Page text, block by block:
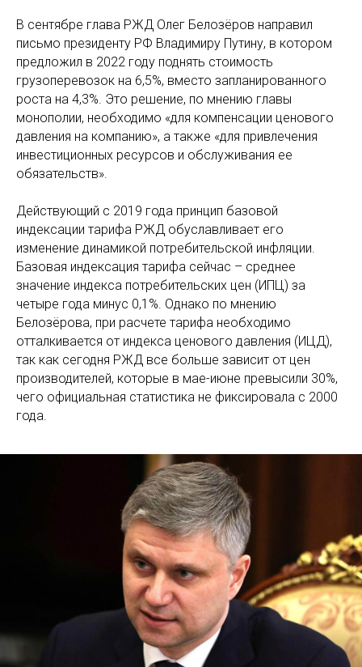
В сентябре глава РЖД Олег Белозёров направил
письмо президенту РФ Владимиру Путину, в котором
предложил в 2022 году поднять стоимость
грузоперевозок на 6,5%, вместо запланированного
роста на 4,3%. Это решение, по мнению главы
монополии, необходимо «для компенсации ценового
давления на компанию», а также «для привлечения
инвестиционных ресурсов и обслуживания ее
обязательств».
Действующий с 2019 года принцип базовой
индексации тарифа РЖД обуславливает его
изменение динамикой потребительской инфляции.
Базовая индексация тарифа сейчас – среднее
значение индекса потребительских цен (ИПЦ) за
четыре года минус 0,1%. Однако по мнению
Белозёрова, при расчете тарифа необходимо
отталкивается от индекса ценового давления (ИЦД),
так как сегодня РЖД все больше зависит от цен
производителей, которые в мае-июне превысили 30%,
чего официальная статистика не фиксировала с 2000
года.